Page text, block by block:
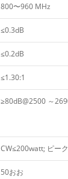
800〜960 MHz
≤0.3dB
≤0.2dB
≤1.30:1
≥80dB@2500 ～
CW≤200watt; ピー
50おお